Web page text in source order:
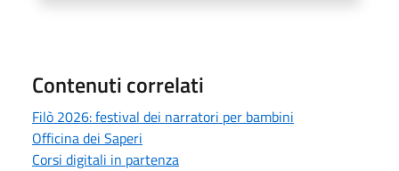
Contenuti correlati
Filò 2026: festival dei narratori per bambini
Officina dei Saperi
Corsi digitali in partenza